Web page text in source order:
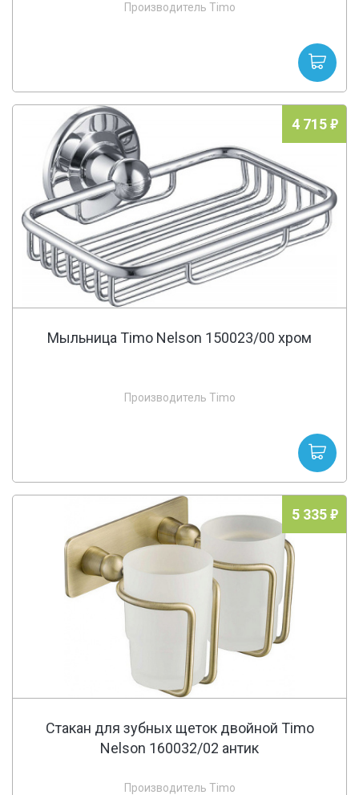
Производитель Timo
4 715
Мыльница Timo Nelson 150023/00 хром
Производитель Timo
5 335
Стакан для зубных щеток двойной Timo
Nelson 160032/02 антик
Производитель Timo